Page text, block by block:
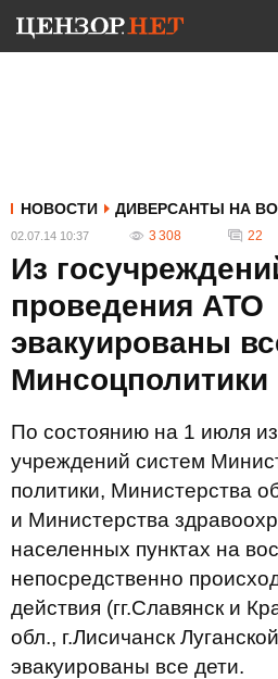
НОВОСТИ ДИВЕРСАНТЫ НА
02.07.14 10:37 3 308 22
Из
проведения АТО
эвакуированы
Минсоцполитики
По состоянию на 1 июля из
учреждений систем
политики, Министерства
и Министерства
населенных пунктах на
непосредственно
действия (гг.Славянск и
обл., г.Лисичанск
эвакуированы все дети.